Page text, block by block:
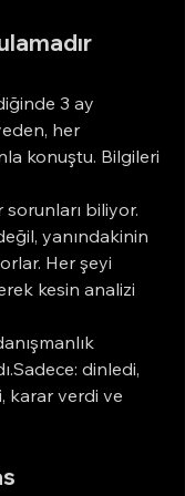
3 ay
her
konuştu. Bilgileri
biliyor.
yanındakinin
Her şeyi
kesin analizi
dinledi,
karar verdi ve